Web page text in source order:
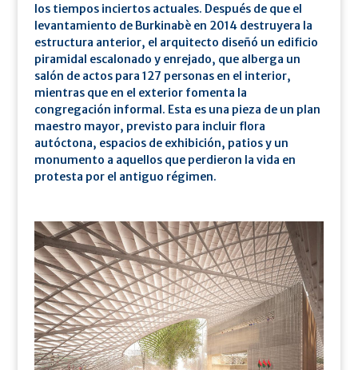
los tiempos inciertos actuales. Después de que el
levantamiento de Burkinabè en 2014 destruyera la
estructura anterior, el arquitecto diseñó un edificio
piramidal escalonado y enrejado, que alberga un
salón de actos para 127 personas en el interior,
mientras que en el exterior fomenta la
congregación informal. Esta es una pieza de un plan
maestro mayor, previsto para incluir flora
autóctona, espacios de exhibición, patios y un
monumento a aquellos que perdieron la vida en
protesta por el antiguo régimen.